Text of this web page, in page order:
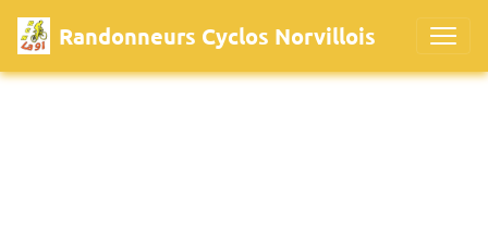
Randonneurs Cyclos Norvillois